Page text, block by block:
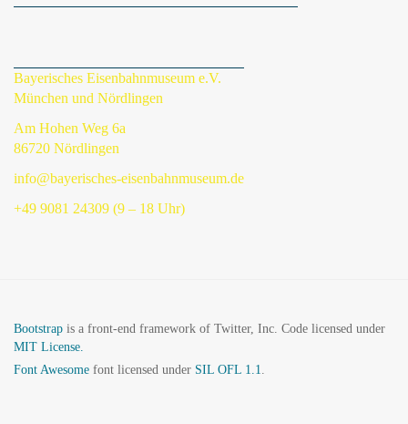
Bayerisches Eisenbahnmuseum e.V.
München und Nördlingen
Am Hohen Weg 6a
86720 Nördlingen
info@bayerisches-eisenbahnmuseum.de
+49 9081 24309 (9 – 18 Uhr)
Bootstrap is a front-end framework of Twitter, Inc. Code licensed under
MIT License.
Font Awesome font licensed under SIL OFL 1.1.